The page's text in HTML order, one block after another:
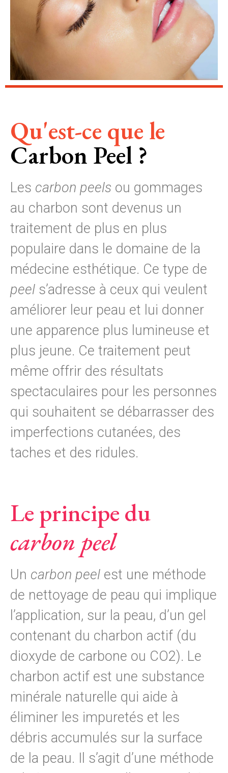
Qu'est-ce que le
Carbon Peel ?
Les carbon peels ou gommages
au charbon sont devenus un
traitement de plus en plus
populaire dans le domaine de la
médecine esthétique. Ce type de
peel s’adresse à ceux qui veulent
améliorer leur peau et lui donner
une apparence plus lumineuse et
plus jeune. Ce traitement peut
même offrir des résultats
spectaculaires pour les personnes
qui souhaitent se débarrasser des
imperfections cutanées, des
taches et des ridules.
Le principe du
carbon peel
Un carbon peel est une méthode
de nettoyage de peau qui implique
l’application, sur la peau, d’un gel
contenant du charbon actif (du
dioxyde de carbone ou CO2). Le
charbon actif est une substance
minérale naturelle qui aide à
éliminer les impuretés et les
débris accumulés sur la surface
de la peau. Il s’agit d’une méthode